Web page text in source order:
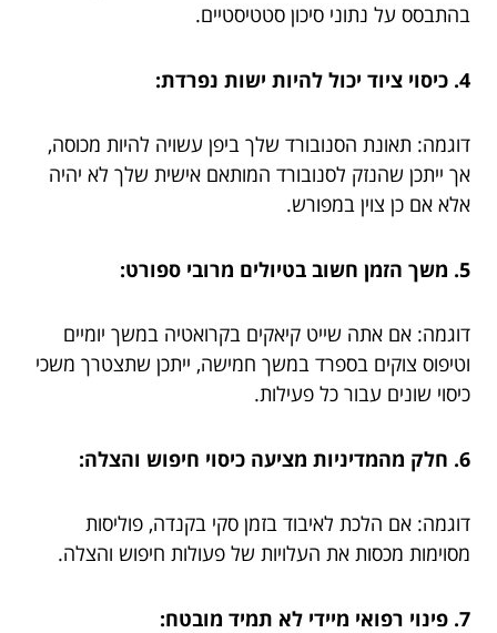
בהתבסס על נתוני סיכון סטטיסטיים.
4. כיסוי ציוד יכול להיות ישות נפרדת:
דוגמה: תאונת הסנובורד שלך ביפן עשויה להיות מכוסה,
אך ייתכן שהנזק לסנובורד המותאם אישית שלך לא יהיה
אלא אם כן צוין במפורש.
5. משך הזמן חשוב בטיולים מרובי ספורט:
דוגמה: אם אתה שייט קיאקים בקרואטיה במשך יומיים
וטיפוס צוקים בספרד במשך חמישה, ייתכן שתצטרך משכי
כיסוי שונים עבור כל פעילות.
6. חלק מהמדיניות מציעה כיסוי חיפוש והצלה:
דוגמה: אם הלכת לאיבוד בזמן סקי בקנדה, פוליסות
מסוימות מכסות את העלויות של פעולות חיפוש והצלה.
7. פינוי רפואי מיידי לא תמיד מובטח: